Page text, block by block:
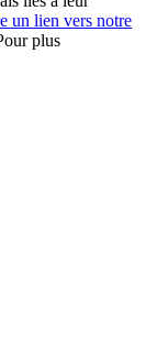
un lien vers notre
plus